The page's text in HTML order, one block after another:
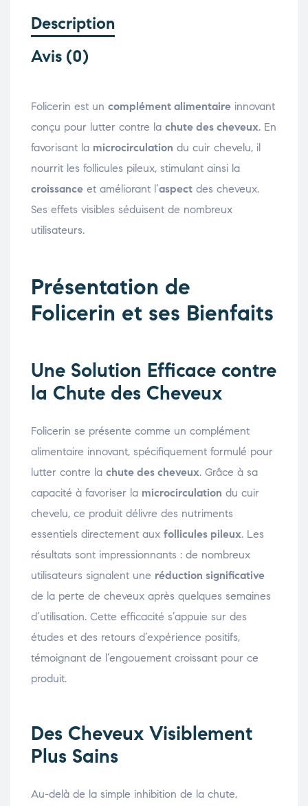
Description
Avis (0)
Folicerin est un complément alimentaire innovant
conçu pour lutter contre la chute des cheveux. En
favorisant la microcirculation du cuir chevelu, il
nourrit les follicules pileux, stimulant ainsi la
croissance et améliorant l’aspect des cheveux.
Ses effets visibles séduisent de nombreux
utilisateurs.
Présentation de
Folicerin et ses Bienfaits
Une Solution Efficace contre
la Chute des Cheveux
Folicerin se présente comme un complément
alimentaire innovant, spécifiquement formulé pour
lutter contre la chute des cheveux. Grâce à sa
capacité à favoriser la microcirculation du cuir
chevelu, ce produit délivre des nutriments
essentiels directement aux follicules pileux. Les
résultats sont impressionnants : de nombreux
utilisateurs signalent une réduction significative
de la perte de cheveux après quelques semaines
d’utilisation. Cette efficacité s’appuie sur des
études et des retours d’expérience positifs,
témoignant de l’engouement croissant pour ce
produit.
Des Cheveux Visiblement
Plus Sains
Au-delà de la simple inhibition de la chute,